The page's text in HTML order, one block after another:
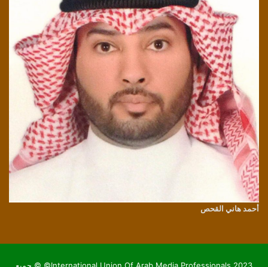
أحمد هاني القحص
International Union Of Arab Media Professionals 2023© © جميع